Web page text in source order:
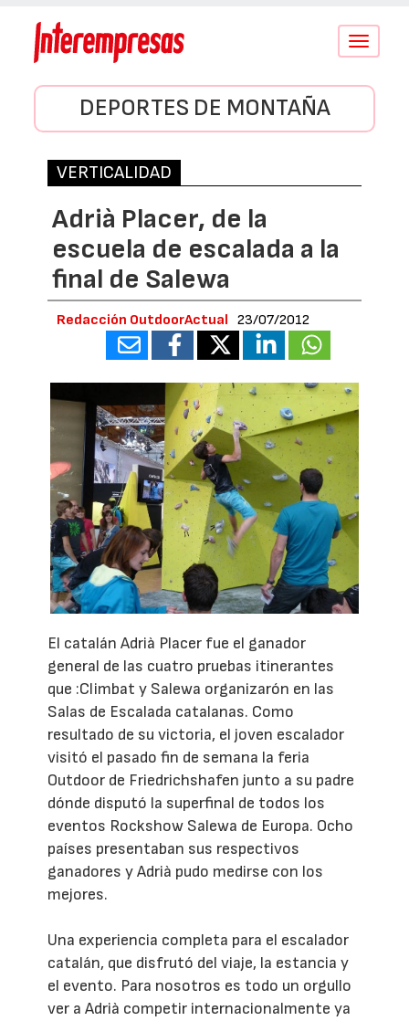
Conmutar
DEPORTES DE MONTAÑA
VERTICALIDAD
Adrià Placer, de la
escuela de escalada a la
final de Salewa
Redacción OutdoorActual 23/07/2012
El catalán Adrià Placer fue el ganador
general de las cuatro pruebas itinerantes
que :Climbat y Salewa organizarón en las
Salas de Escalada catalanas. Como
resultado de su victoria, el joven escalador
visitó el pasado fin de semana la feria
Outdoor de Friedrichshafen junto a su padre
dónde disputó la superfinal de todos los
eventos Rockshow Salewa de Europa. Ocho
países presentaban sus respectivos
ganadores y Adrià pudo medirse con los
mejores.
Una experiencia completa para el escalador
catalán, que disfrutó del viaje, la estancia y
el evento. Para nosotros es todo un orgullo
ver a Adrià competir internacionalmente ya